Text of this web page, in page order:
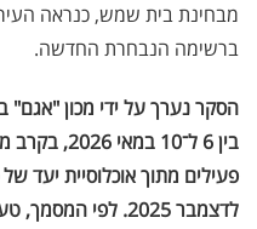
מבחינת בית שמש, כנראה
ברשימה הנבחרת החדשה.
הסקר נערך על ידי מכון "אגם"
פעילים מתוך אוכלוסיית יעד